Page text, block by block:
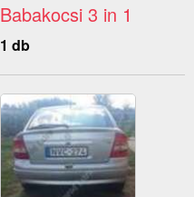
Babakocsi 3 in 1
1 db